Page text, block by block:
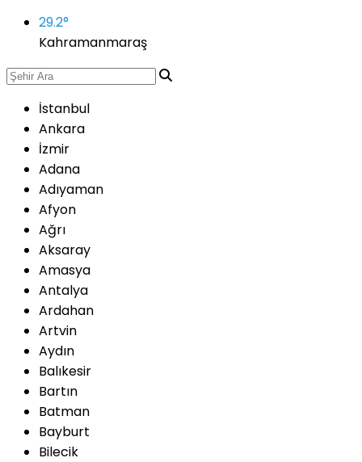
29.2°
Kahramanmaraş
İstanbul
Ankara
İzmir
Adana
Adıyaman
Afyon
Ağrı
Aksaray
Amasya
Antalya
Ardahan
Artvin
Aydın
Balıkesir
Bartın
Batman
Bayburt
Bilecik